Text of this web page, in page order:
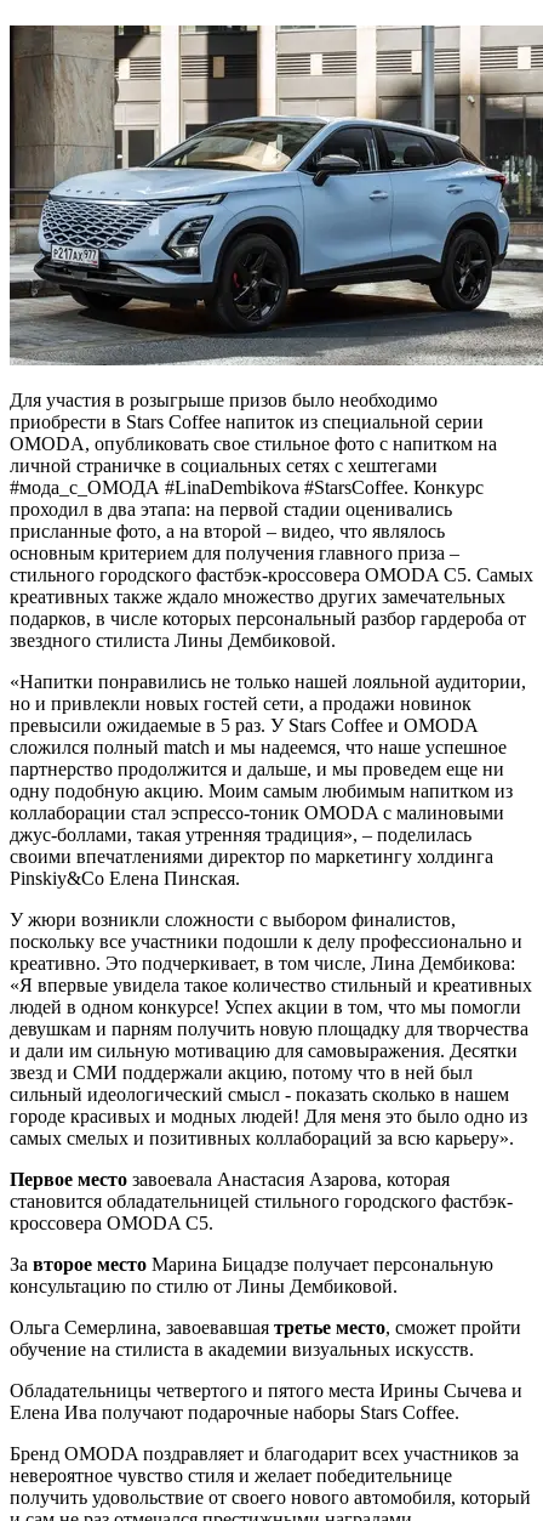
Для участия в розыгрыше призов было необходимо
приобрести в Stars Coffee напиток из специальной серии
OMODA, опубликовать свое стильное фото с напитком на
личной страничке в социальных сетях с хештегами
#мода_с_ОМОДА #LinaDembikova #StarsCoffee. Конкурс
проходил в два этапа: на первой стадии оценивались
присланные фото, а на второй – видео, что являлось
основным критерием для получения главного приза –
стильного городского фастбэк-кроссовера OMODA C5. Самых
креативных также ждало множество других замечательных
подарков, в числе которых персональный разбор гардероба от
звездного стилиста Лины Дембиковой.
«Напитки понравились не только нашей лояльной аудитории,
но и привлекли новых гостей сети, а продажи новинок
превысили ожидаемые в 5 раз. У Stars Coffee и OMODA
сложился полный match и мы надеемся, что наше успешное
партнерство продолжится и дальше, и мы проведем еще ни
одну подобную акцию. Моим самым любимым напитком из
коллаборации стал эспрессо-тоник OMODA с малиновыми
джус-боллами, такая утренняя традиция», – поделилась
своими впечатлениями директор по маркетингу холдинга
Pinskiy&Co Елена Пинская.
У жюри возникли сложности с выбором финалистов,
поскольку все участники подошли к делу профессионально и
креативно. Это подчеркивает, в том числе, Лина Дембикова:
«Я впервые увидела такое количество стильный и креативных
людей в одном конкурсе! Успех акции в том, что мы помогли
девушкам и парням получить новую площадку для творчества
и дали им сильную мотивацию для самовыражения. Десятки
звезд и СМИ поддержали акцию, потому что в ней был
сильный идеологический смысл - показать сколько в нашем
городе красивых и модных людей! Для меня это было одно из
самых смелых и позитивных коллабораций за всю карьеру».
Первое место завоевала Анастасия Азарова, которая
становится обладательницей стильного городского фастбэк-
кроссовера OMODA C5.
За второе место Марина Бицадзе получает персональную
консультацию по стилю от Лины Дембиковой.
Ольга Семерлина, завоевавшая третье место, сможет пройти
обучение на стилиста в академии визуальных искусств.
Обладательницы четвертого и пятого места Ирины Сычева и
Елена Ива получают подарочные наборы Stars Coffee.
Бренд OMODA поздравляет и благодарит всех участников за
невероятное чувство стиля и желает победительнице
получить удовольствие от своего нового автомобиля, который